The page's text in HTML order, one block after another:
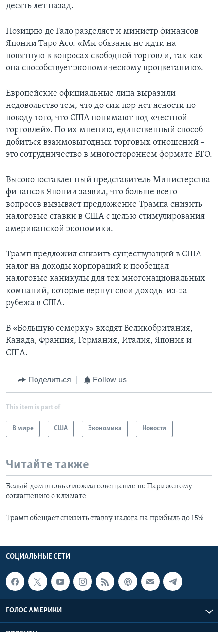
десять лет назад.
Позицию де Гало разделяет и министр финансов
Японии Таро Асо: «Мы обязаны не идти на
попятную в вопросах свободной торговли, так как
она способствует экономическому процветанию».
Европейские официальные лица выразили
недовольство тем, что до сих пор нет ясности по
поводу того, что США понимают под «честной
торговлей». По их мнению, единственный способ
добиться взаимовыгодных торговых отношений –
это сотрудничество в многостороннем формате ВТО.
Высокопоставленный представитель Министерства
финансов Японии заявил, что больше всего
вопросов вызывает предложение Трампа снизить
налоговые ставки в США с целью стимулирования
американской экономики.
Трамп предложил снизить существующий в США
налог на доходы корпораций и пообещал
налоговые каникулы для тех многонациональных
компаний, которые вернут свои доходы из-за
рубежа в США.
В «Большую семерку» входят Великобритания,
Канада, Франция, Германия, Италия, Япония и
США.
Поделиться Follow us
This item is part of
В мире США Экономика Новости
Читайте также
Белый дом вновь отложил совещание по Парижскому
соглашению о климате
Трамп обещает снизить ставку налога на прибыль до 15%
СОЦИАЛЬНЫЕ СЕТИ
ГОЛОС АМЕРИКИ